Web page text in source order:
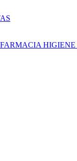
FARMACIA HIGIENE